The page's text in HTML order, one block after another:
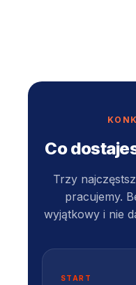
Co
Trzy
pracujemy.
wyjątkowy i nie
START